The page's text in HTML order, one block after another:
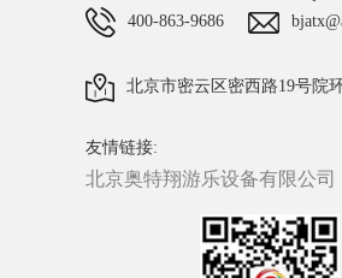
400-863-9686
北京市密云区密西路19号院
友情链接:
北京奥特翔游乐设备有限公司